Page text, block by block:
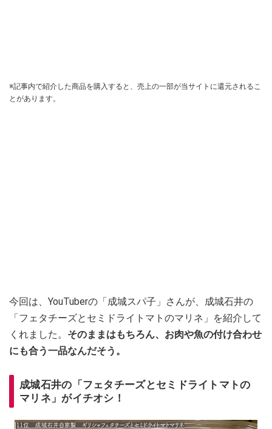
※記事内で紹介した商品を購入すると、売上の一部が当サイトに還元されるこ
とがあります。
今回は、YouTuberの「成城スパ子」さんが、成城石井の
「フェタチーズとセミドライトマトのマリネ」を紹介して
くれました。 そのままはもちろん、お肉や魚の付け合わせ
にも合う一品なんだそう。
成城石井の「フェタチーズとセミドライトマトの
マリネ」がイチオシ！